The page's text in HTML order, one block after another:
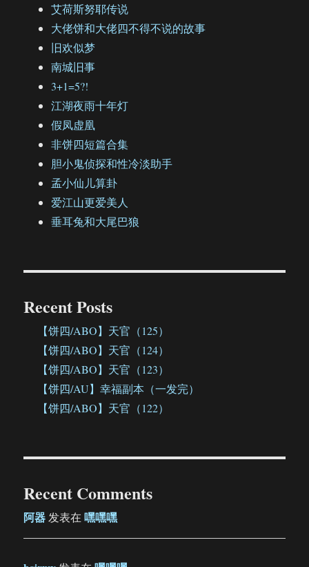
艾荷斯努耶传说
大佬饼和大佬四不得不说的故事
旧欢似梦
南城旧事
3+1=5?!
江湖夜雨十年灯
假凤虚凰
非饼四短篇合集
胆小鬼侦探和性冷淡助手
孟小仙儿算卦
爱江山更爱美人
垂耳兔和大尾巴狼
Recent Posts
【饼四/ABO】天官（125）
【饼四/ABO】天官（124）
【饼四/ABO】天官（123）
【饼四/AU】幸福副本（一发完）
【饼四/ABO】天官（122）
Recent Comments
阿器发表在嘿嘿嘿